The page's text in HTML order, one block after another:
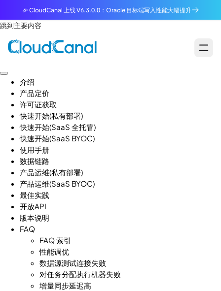
🎉 CloudCanal 上线 V6.3.0.0：Oracle 目标端写入性能大幅提升
跳到主要内容
介绍
产品定价
许可证获取
快速开始(私有部署)
快速开始(SaaS 全托管)
快速开始(SaaS BYOC)
使用手册
数据链路
产品运维(私有部署)
产品运维(SaaS BYOC)
最佳实践
开放API
版本说明
FAQ
FAQ 索引
性能调优
数据源测试连接失败
对任务分配执行机器失败
增量同步延迟高